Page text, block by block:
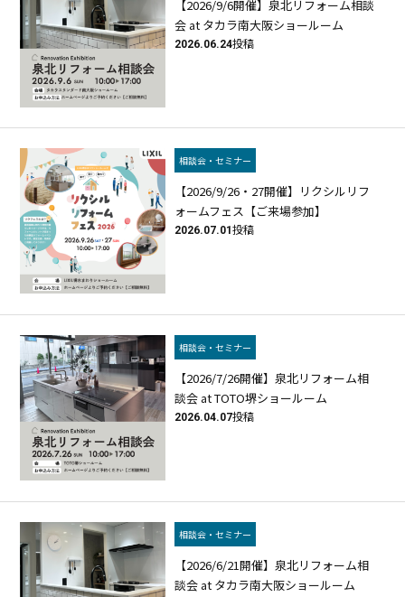
【2026/9/6開催】泉北リフォーム相談
会 at タカラ南大阪ショールーム
2026.06.24投稿
相談会・セミナー
【2026/9/26・27開催】リクシルリフ
ォームフェス【ご来場参加】
2026.07.01投稿
相談会・セミナー
【2026/7/26開催】泉北リフォーム相
談会 at TOTO堺ショールーム
2026.04.07投稿
相談会・セミナー
【2026/6/21開催】泉北リフォーム相
談会 at タカラ南大阪ショールーム